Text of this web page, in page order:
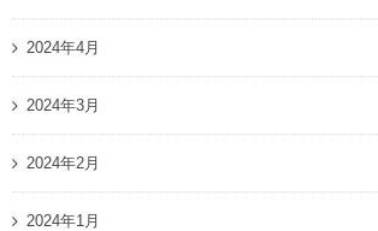
2024年4月
2024年3月
2024年2月
2024年1月